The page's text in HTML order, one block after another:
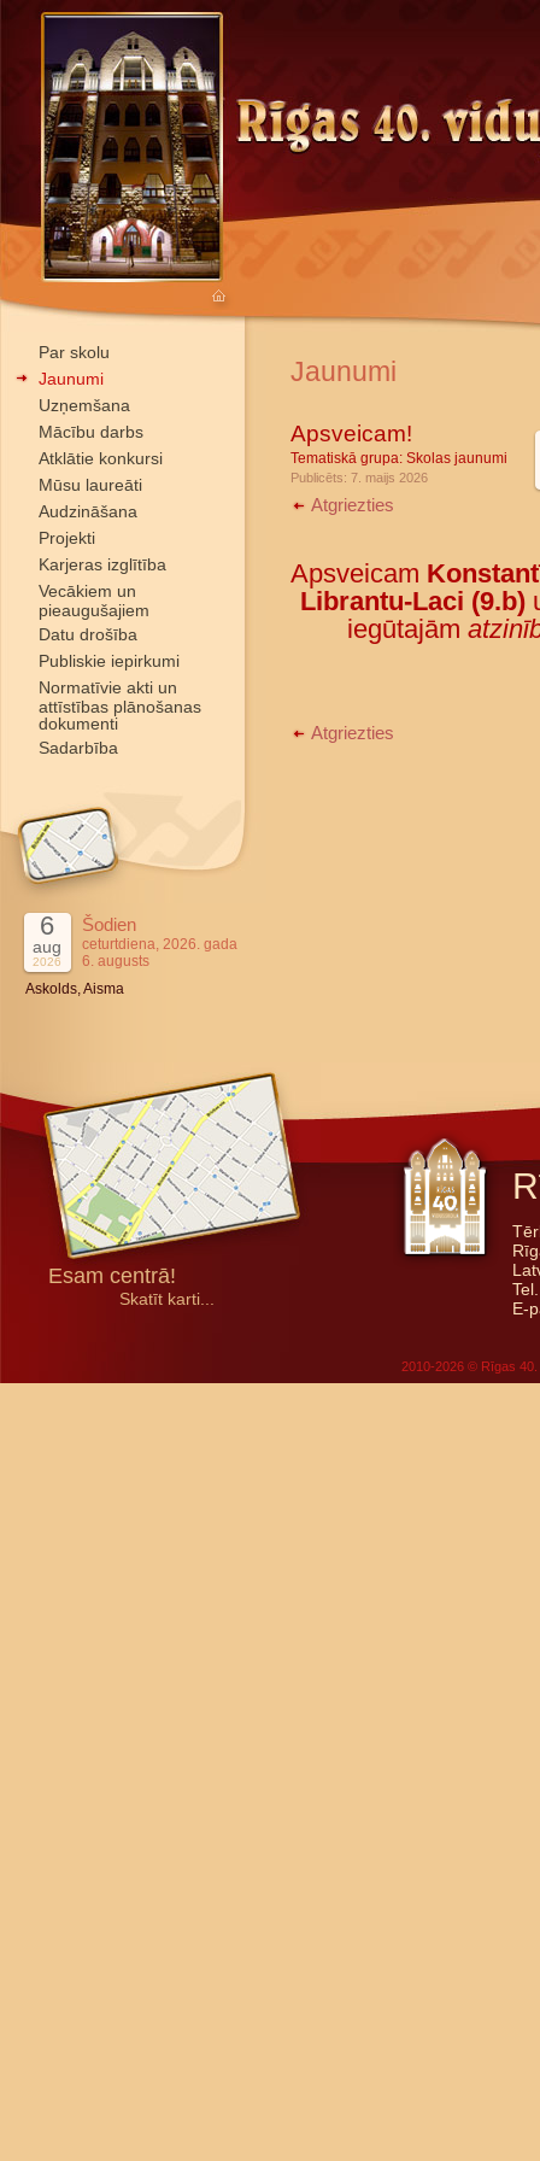
Par skolu
Jaunumi
Uzņemšana
Mācību darbs
Atklātie konkursi
Mūsu laureāti
Audzināšana
Projekti
Karjeras izglītība
Vecākiem un
pieaugušajiem
Datu drošība
Publiskie iepirkumi
Normatīvie akti un
attīstības plānošanas
dokumenti
Sadarbība
6
aug
2026
Šodien
ceturtdiena, 2026. gada
6. augusts
Askolds, Aisma
Jaunumi
Apsveicam!
Tematiskā grupa: Skolas jaunumi
Publicēts: 7. maijs 2026
Atgriezties
Apsveicam
Librantu-Laci (9.b)
iegūtajām
Atgriezties
Esam centrā!
Skatīt karti...
E-
2010-2026 © Rīgas